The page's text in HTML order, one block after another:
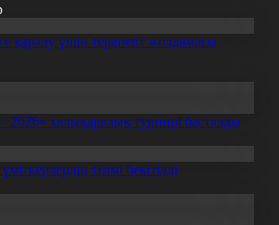
қаралу үшін терапевт жолдамасы
халықаралық турнирі басталды
тізімі бекітілді